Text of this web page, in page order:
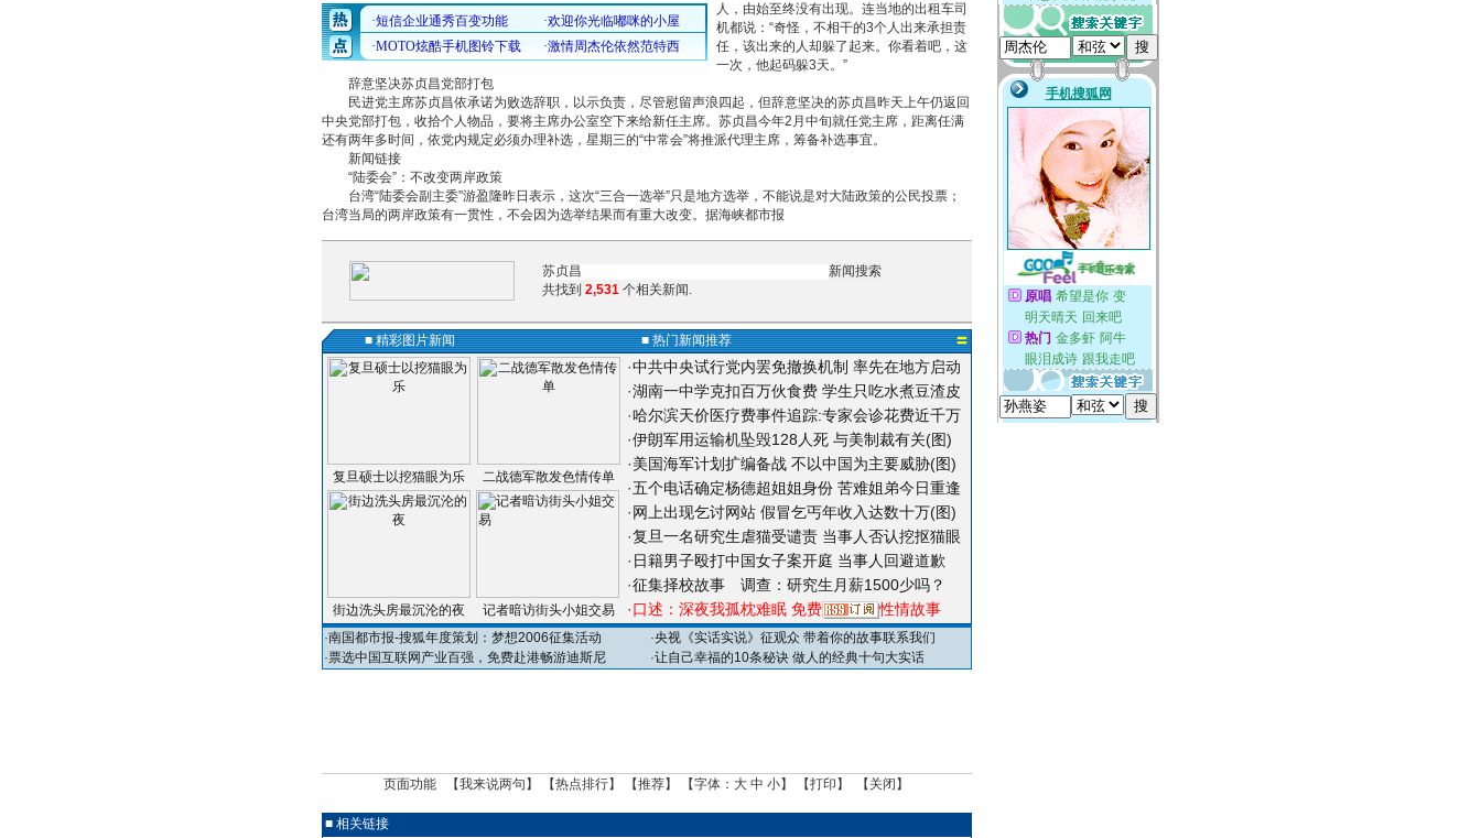
人，由始至终没有出现。连当地的出租车司
机都说：“奇怪，不相干的3个人出来承担责
任，该出来的人却躲了起来。你看着吧，这
一次，他起码躲3天。”
辞意坚决苏贞昌党部打包
民进党主席苏贞昌依承诺为败选辞职，以示负责，尽管慰留声浪四起，但辞意坚决的苏贞昌昨天上午仍返回
中央党部打包，收拾个人物品，要将主席办公室空下来给新任主席。苏贞昌今年2月中旬就任党主席，距离任满
还有两年多时间，依党内规定必须办理补选，星期三的“中常会”将推派代理主席，筹备补选事宜。
新闻链接
“陆委会”：不改变两岸政策
台湾“陆委会副主委”游盈隆昨日表示，这次“三合一选举”只是地方选举，不能说是对大陆政策的公民投票；
台湾当局的两岸政策有一贯性，不会因为选举结果而有重大改变。据海峡都市报
共找到 2,531 个相关新闻.
■ 精彩图片新闻 ■ 热门新闻推荐 〓
复旦硕士以挖猫眼为乐 二战德军散发色情传单
街边洗头房最沉沦的夜 记者暗访街头小姐交易
·中共中央试行党内罢免撤换机制 率先在地方启动
·湖南一中学克扣百万伙食费 学生只吃水煮豆渣皮
·哈尔滨天价医疗费事件追踪:专家会诊花费近千万
·伊朗军用运输机坠毁128人死 与美制裁有关(图)
·美国海军计划扩编备战 不以中国为主要威胁(图)
·五个电话确定杨德超姐姐身份 苦难姐弟今日重逢
·网上出现乞讨网站 假冒乞丐年收入达数十万(图)
·复旦一名研究生虐猫受谴责 当事人否认挖抠猫眼
· 日籍男子殴打中国女子案开庭 当事人回避道歉
·征集择校故事
调查：研究生月薪1500少吗？
·口述：深夜我孤枕难眠 免费 性情故事
·南国都市报-搜狐年度策划：梦想2006征集活动 ·央视《实话实说》征观众 带着你的故事联系我们
·票选中国互联网产业百强，免费赴港畅游迪斯尼 ·让自己幸福的10条秘诀 做人的经典十句大实话
页面功能 【我来说两句 】 【热点排行】 【推荐】 【字体： 大 中 小】 【打印 】 【 关闭 】
■ 相关链接